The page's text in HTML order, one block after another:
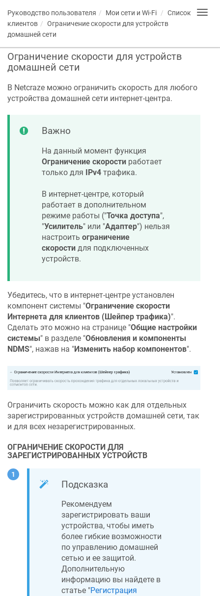
Руководство пользователя Мои сети и Wi-Fi
Список
клиентов
Ограничение скорости для устройств
домашней сети
Ограничение скорости для устройств
домашней сети
В Netcraze можно ограничить скорость для любого
устройства домашней сети интернет-центра.
Важно
На данный момент функция
Ограничение скорости работает
только для IPv4 трафика.
В интернет-центре, который
работает в дополнительном
режиме работы ("Точка доступа",
"Усилитель" или "Адаптер") нельзя
настроить ограничение
скорости для подключенных
устройств.
Убедитесь, что в интернет-центре установлен
компонент системы "Ограничение скорости
Интернета для клиентов (Шейпер трафика)".
Сделать это можно на странице "Общие настройки
системы" в разделе "Обновления и компоненты
NDMS", нажав на "Изменить набор компонентов".
Ограничить скорость можно как для отдельных
зарегистрированных устройств домашней сети, так
и для всех незарегистрированных.
ОГРАНИЧЕНИЕ СКОРОСТИ ДЛЯ
ЗАРЕГИСТРИРОВАННЫХ УСТРОЙСТВ
Подсказка
Рекомендуем
зарегистрировать ваши
устройства, чтобы иметь
более гибкие возможности
по управлению домашней
сетью и ее защитой.
Дополнительную
информацию вы найдете в
статье "Регистрация